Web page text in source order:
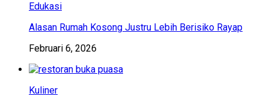
Edukasi
Alasan Rumah Kosong Justru Lebih Berisiko Rayap
Februari 6, 2026
Kuliner